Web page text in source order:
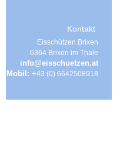
Kontakt
Eisschützen Brixen
6364 Brixen im Thale
info@eisschuetzen.at
Mobil: +43 (0) 6642508918